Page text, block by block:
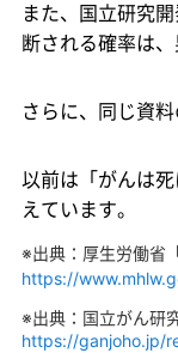
また、国立研究
断される確率は
さらに、同じ資
以前は「がんは
えています。
※出典：厚生労働省
https://
※出典：国立がん研
https://ganjoho.jp/